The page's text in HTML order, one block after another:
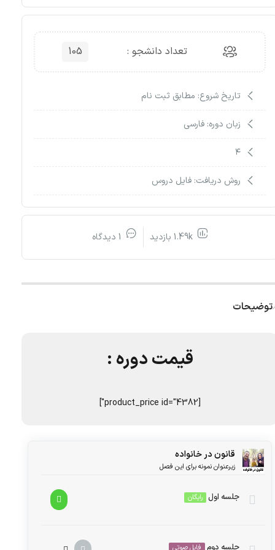
تعداد دانشجو : 105
تاریخ شروع: مطابق ثبت نام
زبان دوره: فارسی
۴
روش دریافت: فایل دروس
1.49k بازدید 1 دیدگاه
توضیحات
قیمت دوره :
[product_price id="4382"]
قانون در خانواده
زیرعنوان نمونه برای این فصل
جلسه اول رایگان
پخش‌کننده
00:00 00:00
جلسه دوم فایل صوتی